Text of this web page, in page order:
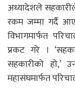
अध्यादेशले
रकम जम्मा गर्दै
विभागमार्फत
प्रकट गरे ।
सहकारीको
महासंघमार्फत